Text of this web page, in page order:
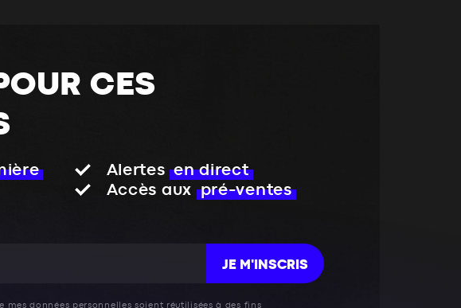
CES
Alertes en direct
Accès aux pré-ventes
JE M'INSCRIS
mes données personnelles soient réutilisées à des fins